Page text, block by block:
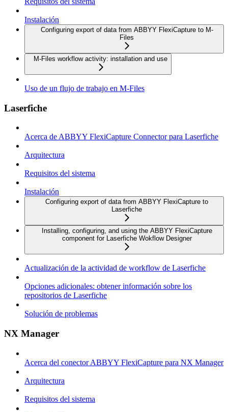
Instalación
Configuring export of data from ABBYY FlexiCapture to M-
Files
M-Files workflow activity: installation and use
Uso de un flujo de trabajo en M-Files
Laserfiche
Acerca de ABBYY FlexiCapture Connector para Laserfiche
Arquitectura
Requisitos del sistema
Instalación
Configuring export of data from ABBYY FlexiCapture to
Laserfiche
Installing, configuring, and using the ABBYY FlexiCapture
component for Laserfiche Wokflow Designer
Actualización de la actividad de workflow de Laserfiche
Opciones adicionales: obtener información sobre los
repositorios de Laserfiche
Solución de problemas
NX Manager
Acerca del conector ABBYY FlexiCapture para NX Manager
Arquitectura
Requisitos del sistema